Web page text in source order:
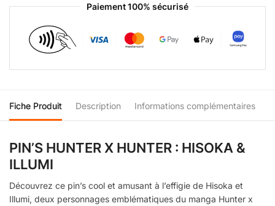
Paiement 100% sécurisé
Fiche Produit Description Informations complémentaires
PIN’S HUNTER X HUNTER : HISOKA &
ILLUMI
Découvrez ce pin’s cool et amusant à l’effigie de Hisoka et
Illumi, deux personnages emblématiques du manga Hunter x